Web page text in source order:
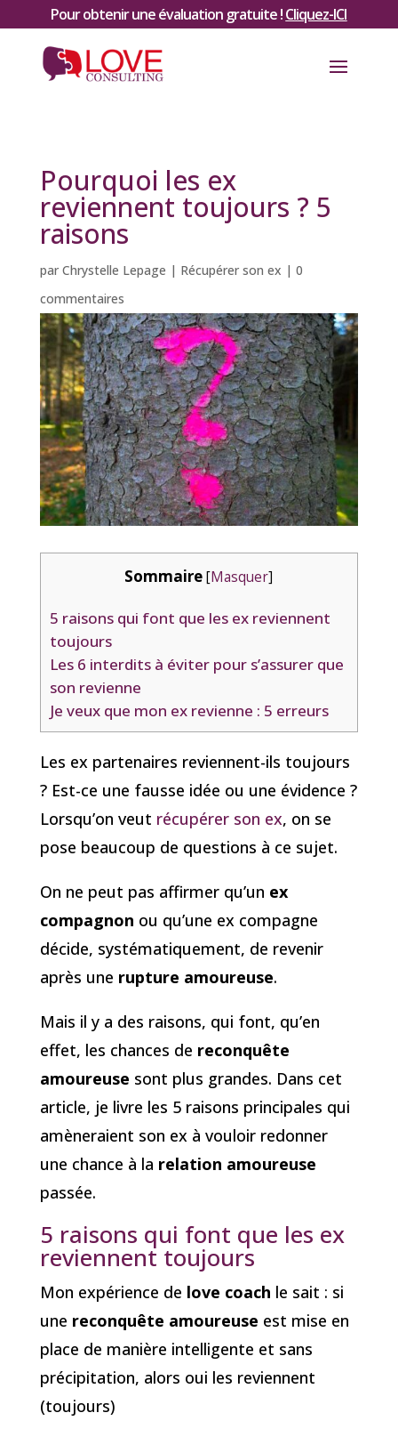
Pour obtenir une évaluation gratuite !Cliquez-ICI
Pourquoi les ex
reviennent toujours ? 5
raisons
par Chrystelle Lepage | Récupérer son ex | 0
commentaires
Sommaire [Masquer]
5 raisons qui font que les ex reviennent
toujours
Les 6 interdits à éviter pour s’assurer que
son revienne
Je veux que mon ex revienne : 5 erreurs
Les ex partenaires reviennent-ils toujours
? Est-ce une fausse idée ou une évidence ?
Lorsqu’on veut récupérer son ex, on se
pose beaucoup de questions à ce sujet.
On ne peut pas affirmer qu’un ex
compagnon ou qu’une ex compagne
décide, systématiquement, de revenir
après une rupture amoureuse.
Mais il y a des raisons, qui font, qu’en
effet, les chances de reconquête
amoureuse sont plus grandes. Dans cet
article, je livre les 5 raisons principales qui
amèneraient son ex à vouloir redonner
une chance à la relation amoureuse
passée.
5 raisons qui font que les ex
reviennent toujours
Mon expérience de love coach le sait : si
une reconquête amoureuse est mise en
place de manière intelligente et sans
précipitation, alors oui les reviennent
(toujours)